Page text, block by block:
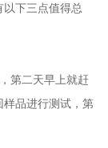
下三点值得总
第二天早上就赶
样品进行测试，第